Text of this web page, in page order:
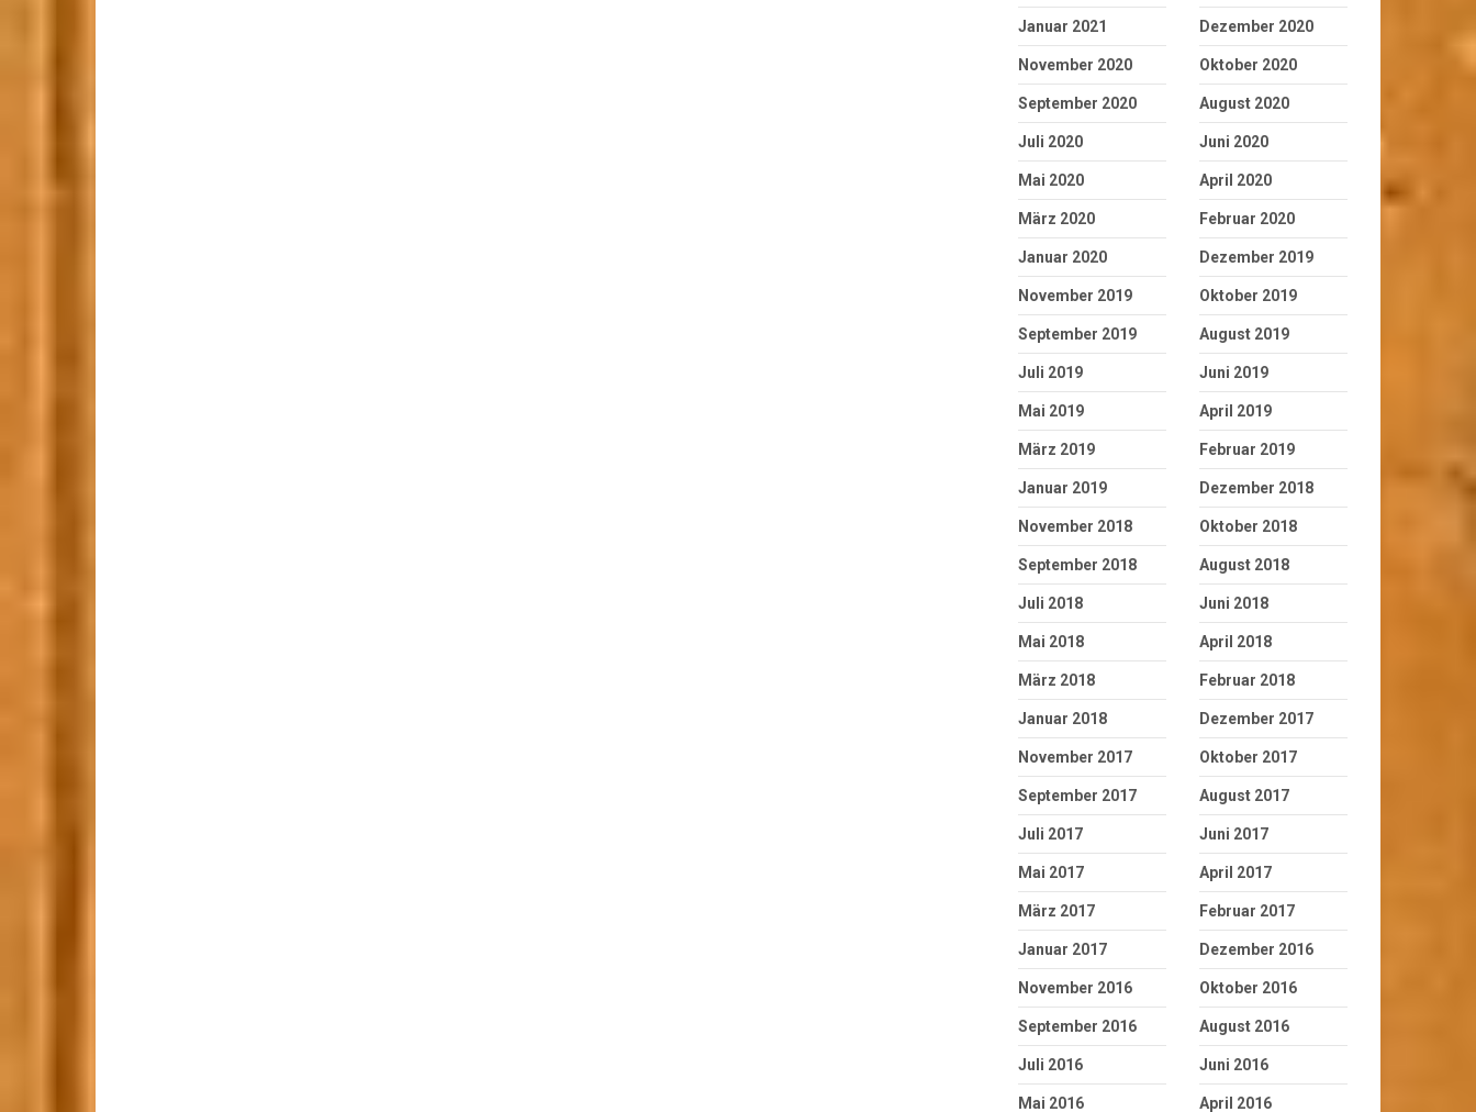
Januar 2021 Dezember 2020
November 2020 Oktober 2020
September 2020 August 2020
Juli 2020 Juni 2020
Mai 2020 April 2020
März 2020 Februar 2020
Januar 2020 Dezember 2019
November 2019 Oktober 2019
September 2019 August 2019
Juli 2019 Juni 2019
Mai 2019 April 2019
März 2019 Februar 2019
Januar 2019 Dezember 2018
November 2018 Oktober 2018
September 2018 August 2018
Juli 2018 Juni 2018
Mai 2018 April 2018
März 2018 Februar 2018
Januar 2018 Dezember 2017
November 2017 Oktober 2017
September 2017 August 2017
Juli 2017 Juni 2017
Mai 2017 April 2017
März 2017 Februar 2017
Januar 2017 Dezember 2016
November 2016 Oktober 2016
September 2016 August 2016
Juli 2016 Juni 2016
Mai 2016 April 2016